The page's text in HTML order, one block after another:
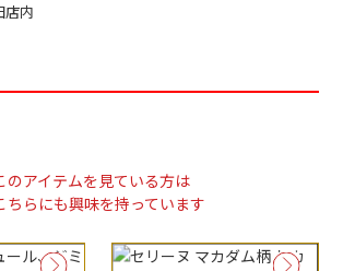
店内
のアイテムを見ている方は
ちらにも興味を持っています